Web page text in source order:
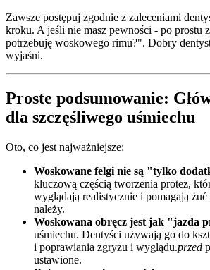
Zawsze postępuj zgodnie z zaleceniami
kroku. A jeśli nie masz pewności - po prostu
potrzebuję woskowego rimu?". Dobry
wyjaśni.
Proste podsumowanie:
dla szczęśliwego uśmiechu
Oto, co jest najważniejsze:
Woskowane felgi nie są "tylko
kluczową częścią tworzenia protez,
wyglądają realistycznie i pomagają
należy.
Woskowana obręcz jest jak "jazda
uśmiechu. Dentyści używają go do
i poprawiania zgryzu i wyglądu.przed
ustawione.